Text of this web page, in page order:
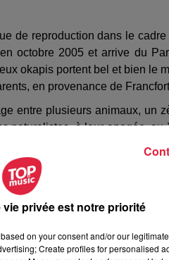
de reproduction dans le cadre
octobre 2005 et arrive du
okapis portent bel et bien le
en provenance de
entre plusieurs animaux, un
naturalistes, à leur apogée, au
et à la recherche de
n’est intervenue que
dans une zone qu’ils
vérité, le mode de vie ultra
des explorations et de trouver
& botanique de
l’okapi est principalement
privée est notre priorité
on your consent and/or our
Create profiles for personalised